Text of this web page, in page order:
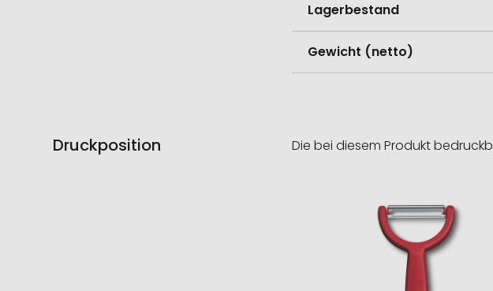
Lagerbestand
Gewicht (netto)
Druckposition Die bei diesem Produkt